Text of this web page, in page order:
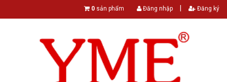
0 sản phẩm Đăng nhập Đăng ký